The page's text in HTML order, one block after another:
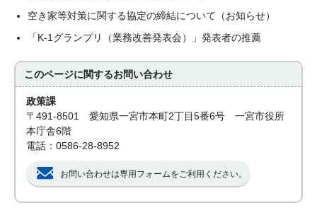
空き家等対策に関する協定の締結について（お知らせ）
「K-1グランプリ（業務改善発表会）」発表者の推薦
このページに関するお問い合わせ
政策課
〒491-8501 愛知県一宮市本町2丁目5番6号 一宮市役所
本庁舎6階
電話：0586-28-8952
お問い合わせは専用フォームをご利用ください。